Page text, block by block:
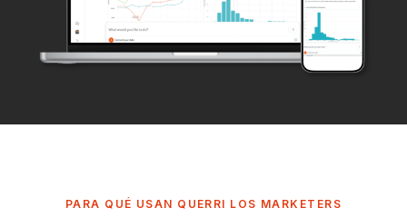
PARA QUÉ USAN QUERRI LOS MARKETERS